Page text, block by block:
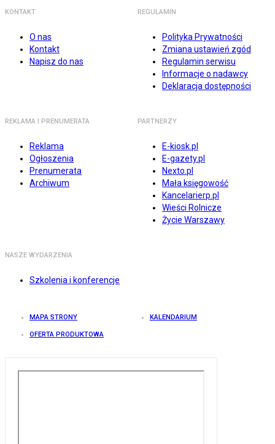
KONTAKT
O nas
Kontakt
Napisz do nas
REGULAMIN
Polityka Prywatności
Zmiana ustawień zgód
Regulamin serwisu
Informacje o nadawcy
Deklaracja dostępności
REKLAMA I PRENUMERATA
Reklama
Ogłoszenia
Prenumerata
Archiwum
PARTNERZY
E-kiosk.pl
E-gazety.pl
Nexto.pl
Mała księgowość
Kancelarierp.pl
Wieści Rolnicze
Życie Warszawy
NASZE WYDARZENIA
Szkolenia i konferencje
MAPA STRONY KALENDARIUM
OFERTA PRODUKTOWA